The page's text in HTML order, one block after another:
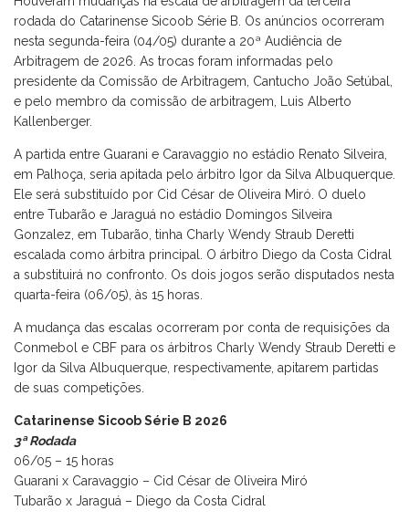
rodada do Catarinense Sicoob Série B. Os anúncios ocorreram
nesta segunda-feira (04/05) durante a 20ª Audiência de
Arbitragem de 2026. As trocas foram informadas pelo
presidente da Comissão de Arbitragem, Cantucho João Setúbal,
e pelo membro da comissão de arbitragem, Luis Alberto
Kallenberger.
A partida entre Guarani e Caravaggio no estádio Renato Silveira,
em Palhoça, seria apitada pelo árbitro Igor da Silva Albuquerque.
Ele será substituído por Cid César de Oliveira Miró. O duelo
entre Tubarão e Jaraguá no estádio Domingos Silveira
Gonzalez, em Tubarão, tinha Charly Wendy Straub Deretti
escalada como árbitra principal. O árbitro Diego da Costa Cidral
a substituirá no confronto. Os dois jogos serão disputados nesta
quarta-feira (06/05), às 15 horas.
A mudança das escalas ocorreram por conta de requisições da
Conmebol e CBF para os árbitros Charly Wendy Straub Deretti e
Igor da Silva Albuquerque, respectivamente, apitarem partidas
de suas competições.
Catarinense Sicoob Série B 2026
3ª Rodada
06/05 – 15 horas
Guarani x Caravaggio – Cid César de Oliveira Miró
Tubarão x Jaraguá – Diego da Costa Cidral